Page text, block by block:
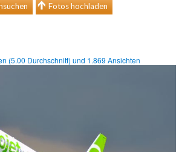
Fotos hochladen
(5.00 Durchschnitt) und 1.869 Ansichten